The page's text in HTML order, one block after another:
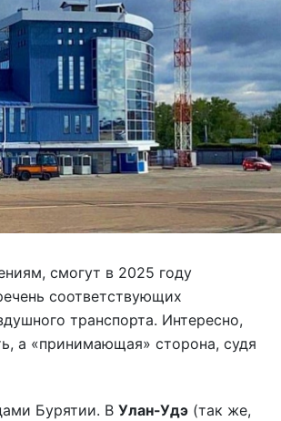
смогут в 2025 году
соответствующих
транспорта. Интересно,
а «принимающая» сторона, судя
Бурятии. В Улан-Удэ (так же,